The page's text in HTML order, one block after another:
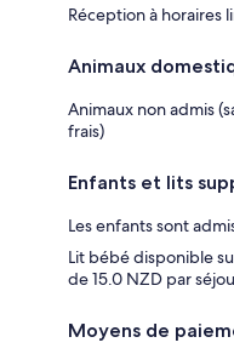
Réception à horaires
Animaux
Animaux non admis
frais)
Enfants et lits
Les enfants sont
Lit bébé disponible
de 15.0 NZD par
Moyens de